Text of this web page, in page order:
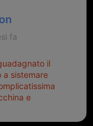
fa
il
a sistemare
e
Avevo